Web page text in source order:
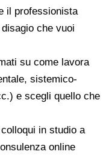
il professionista
che vuoi
su come lavora
sistemico-
e scegli quello che
in studio a
online